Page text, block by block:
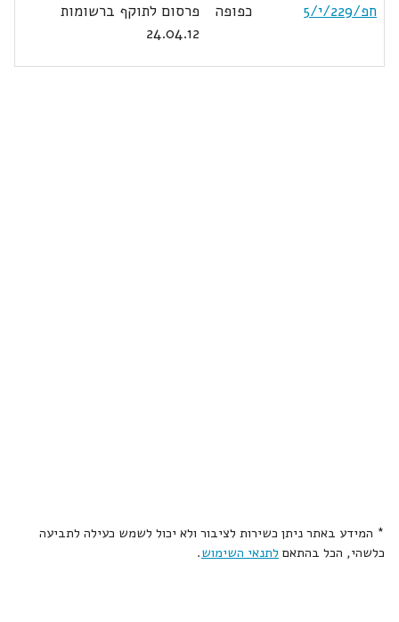
חפ/229/י/5
כפופה
פרסום לתוקף ברשומות
24.04.12
* המידע באתר ניתן כשירות לציבור ולא יכול לשמש כעילה לתביעה
כלשהי, הכל בהתאם לתנאי השימוש.